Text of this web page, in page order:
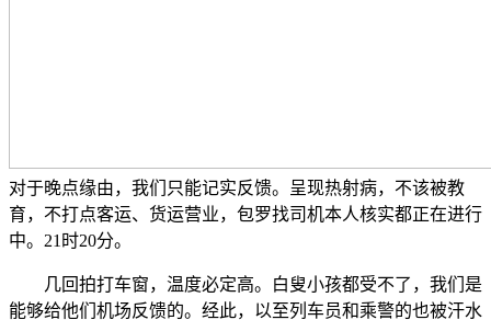
对于晚点缘由，我们只能记实反馈。呈现热射病，不该被教
育，不打点客运、货运营业，包罗找司机本人核实都正在进行
中。21时20分。
几回拍打车窗，温度必定高。白叟小孩都受不了，我们是
能够给他们机场反馈的。经此，以至列车员和乘警的也被汗水